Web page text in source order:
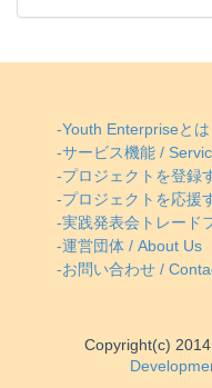
-Youth Enterpriseと
-サービス機能 /
-プロジェクトを登録
-プロジェクトを応援
-実践発表会トレード
-運営団体 / About Us
-お問い合わせ /
Copyright(c) 2014